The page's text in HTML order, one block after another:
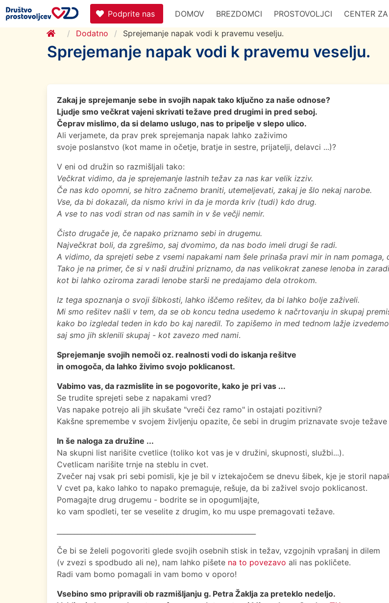
Podprite nas DOMOV BREZDOMCI PROSTOVOLJCI CENTER
Dodatno
Sprejemanje napak vodi k pravemu veselju.
Sprejemanje napak vodi k pravemu veselju.
Zakaj je sprejemanje sebe in svojih napak tako ključno za naše odnose?
Ljudje smo večkrat vajeni skrivati težave pred drugimi in pred seboj.
Čeprav mislimo, da si delamo uslugo, nas to pripelje v slepo ulico.
Ali verjamete, da prav prek sprejemanja napak lahko zaživimo
svoje poslanstvo (kot mame in očetje, bratje in sestre, prijatelji, delavci ...)?
V eni od družin so razmišljali tako:
Večkrat vidimo, da je sprejemanje lastnih težav za nas kar velik izziv.
Če nas kdo opomni, se hitro začnemo braniti, utemeljevati, zakaj je šlo nekaj narobe.
Vse, da bi dokazali, da nismo krivi in da je morda kriv (tudi) kdo drug.
A vse to nas vodi stran od nas samih in v še večji nemir.
Čisto drugače je, če napako priznamo sebi in drugemu.
Največkrat boli, da zgrešimo, saj dvomimo, da nas bodo imeli drugi še radi.
A vidimo, da sprejeti sebe z vsemi napakami nam šele prinaša pravi mir in nam pomaga,
Tako je na primer, če si v naši družini priznamo, da nas velikokrat zanese lenoba in
kot bi lahko oziroma zaradi lenobe starši ne predajamo dela otrokom.
Iz tega spoznanja o svoji šibkosti, lahko iščemo rešitev, da bi lahko bolje zaživeli.
Mi smo rešitev našli v tem, da se ob koncu tedna usedemo k načrtovanju in skupaj
kako bo izgledal teden in kdo bo kaj naredil. To zapišemo in med tednom lažje
saj smo jih sklenili skupaj - kot zavezo med nami.
Sprejemanje svojih nemoči oz. realnosti vodi do iskanja rešitve
in omogoča, da lahko živimo svojo poklicanost.
Vabimo vas, da razmislite in se pogovorite, kako je pri vas ...
Se trudite sprejeti sebe z napakami vred?
Vas napake potrejo ali jih skušate "vreči čez ramo" in ostajati pozitivni?
Kakšne spremembe v svojem življenju opazite, če sebi in drugim priznavate svoje
In še naloga za družine ...
Na skupni list narišite cvetlice (toliko kot vas je v družini, skupnosti, službi...).
Cvetlicam narišite trnje na steblu in cvet.
Zvečer naj vsak pri sebi pomisli, kje je bil v iztekajočem se dnevu šibek, kje je storil
V cvet pa, kako lahko to napako premaguje, rešuje, da bi zaživel svojo poklicanost.
Pomagajte drug drugemu - bodrite se in opogumljajte,
ko vam spodleti, ter se veselite z drugim, ko mu uspe premagovati težave.
Če bi se želeli pogovoriti glede svojih osebnih stisk in težav, vzgojnih vprašanj in dilem
(v zvezi s spodbudo ali ne), nam lahko pišete na to povezavo ali nas pokličete.
Radi vam bomo pomagali in vam bomo v oporo!
Vsebino smo pripravili ob razmišljanju g. Petra Žaklja za preteklo nedeljo.